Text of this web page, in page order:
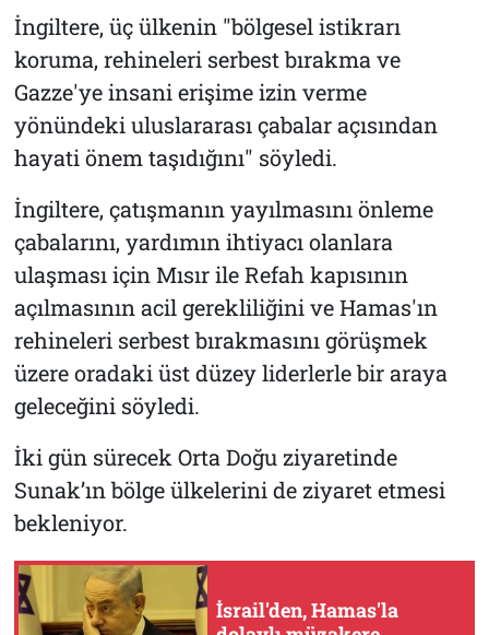
İngiltere, üç ülkenin "bölgesel istikrarı
koruma, rehineleri serbest bırakma ve
Gazze'ye insani erişime izin verme
yönündeki uluslararası çabalar açısından
hayati önem taşıdığını" söyledi.
İngiltere, çatışmanın yayılmasını önleme
çabalarını, yardımın ihtiyacı olanlara
ulaşması için Mısır ile Refah kapısının
açılmasının acil gerekliliğini ve Hamas'ın
rehineleri serbest bırakmasını görüşmek
üzere oradaki üst düzey liderlerle bir araya
geleceğini söyledi.
İki gün sürecek Orta Doğu ziyaretinde
Sunak’ın bölge ülkelerini de ziyaret etmesi
bekleniyor.
İsrail'den, Hamas'la